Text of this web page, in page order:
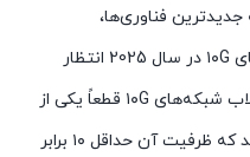
فناوری‌ها،
زیرساخت‌ها و کاربردهایی که شبکه‌های ۱۰G در سال 2025 انتظار
می‌رود به دست آورند، می‌پردازد. انقلاب شبکه‌های ۱۰G قطعاً یکی از
بزرگ‌ترین اهداف مهم تلقی خواهد شد که ظرفیت آن حداقل ۱۰ برابر